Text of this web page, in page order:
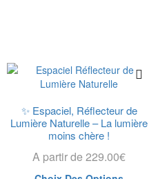
✨ Espaciel, Réflecteur de
Lumière Naturelle – La lumière
moins chère !
A partir de 229.00€